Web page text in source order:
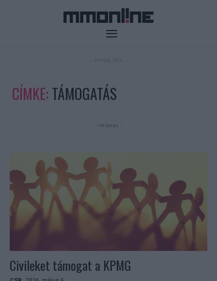
CÍMKE: TÁMOGATÁS
- Hirdetés -
Civileket támogat a KPMG